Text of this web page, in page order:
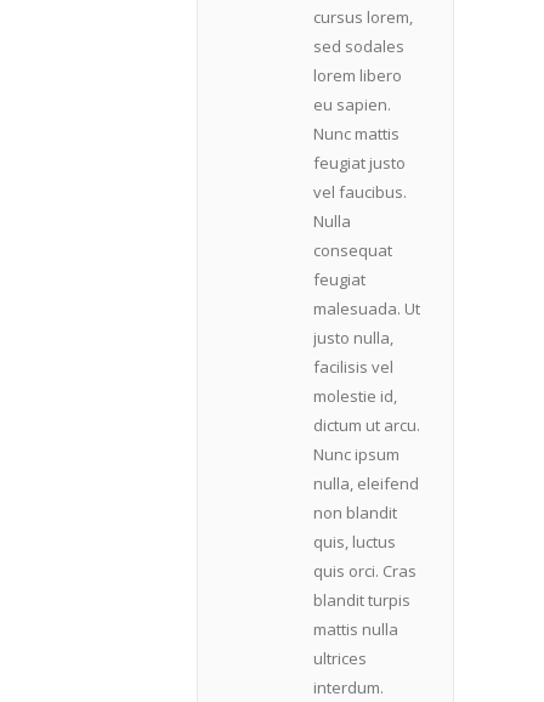
cursus lorem,
sed sodales
lorem libero
eu sapien.
Nunc mattis
feugiat justo
vel faucibus.
Nulla
consequat
feugiat
malesuada. Ut
justo nulla,
facilisis vel
molestie id,
dictum ut arcu.
Nunc ipsum
nulla, eleifend
non blandit
quis, luctus
quis orci. Cras
blandit turpis
mattis nulla
ultrices
interdum.